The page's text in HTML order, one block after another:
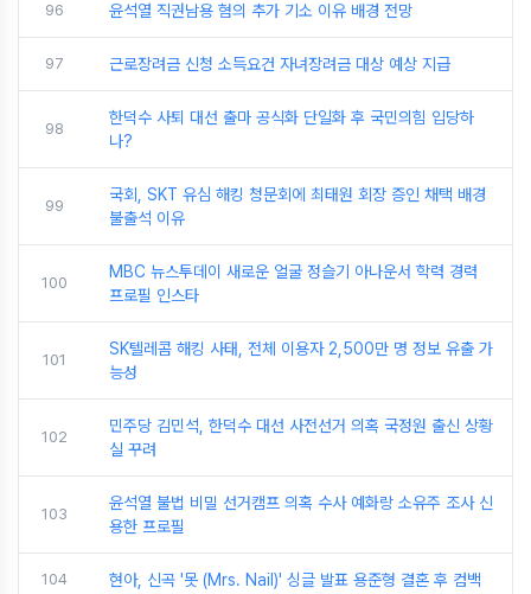
96 윤석열 직권남용 혐의 추가 기소 이유 배경 전망
97 근로장려금 신청 소득요건 자녀장려금 대상 예상 지급
98
한덕수 사퇴 대선 출마 공식화 단일화 후 국민의힘 입당하
나?
99
국회, SKT 유심 해킹 청문회에 최태원 회장 증인 채택 배경
불출석 이유
100
MBC 뉴스투데이 새로운 얼굴 정슬기 아나운서 학력 경력
프로필 인스타
101
SK텔레콤 해킹 사태, 전체 이용자 2,500만 명 정보 유출 가
능성
102
민주당 김민석, 한덕수 대선 사전선거 의혹 국정원 출신 상황
실 꾸려
103
윤석열 불법 비밀 선거캠프 의혹 수사 예화랑 소유주 조사 신
용한 프로필
104 현아, 신곡 '못 (Mrs. Nail)' 싱글 발표 용준형 결혼 후 컴백